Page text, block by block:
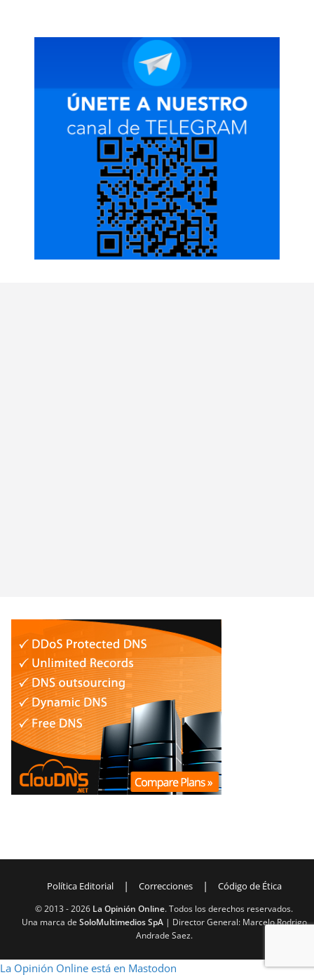
Política Editorial | Correcciones | Código de Ética
© 2013 -2026 La Opinión Online. Todos los derechos reservados.
Una marca de SoloMultimedios SpA| Director General: Marcelo Rodrigo
Andrade Saez.
La Opinión Online está en Mastodon